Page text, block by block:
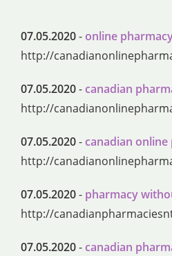
07.05.2020-online
http://
07.05.2020-canadian
http://
07.05.2020-canadian online
http://
07.05.2020- pharmacy
http://
07.05.2020-canadian